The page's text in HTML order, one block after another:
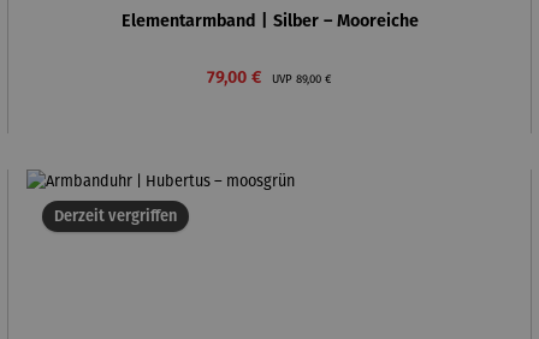
Elementarmband | Silber – Mooreiche
Verkaufspreis:
79,00 € UVP Regulärer Preis:
89,00 €
Derzeit vergriffen